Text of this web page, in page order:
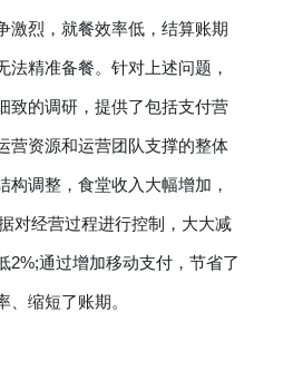
激烈，就餐效率低，结算账期
法精准备餐。针对上述问题，
致的调研，提供了包括支付营
营资源和运营团队支撑的整体
构调整，食堂收入大幅增加，
对经营过程进行控制，大大减
2%;通过增加移动支付，节省了
缩短了账期。